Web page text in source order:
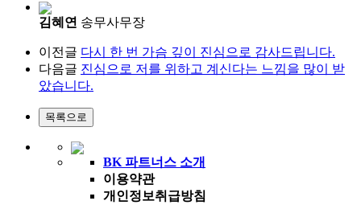
김혜연 송무사무장
이전글 다시 한 번 가슴 깊이 진심으로 감사드립니다.
다음글 진심으로 저를 위하고 계신다는 느낌을 많이 받
았습니다.
BK 파트너스 소개
이용약관
개인정보취급방침